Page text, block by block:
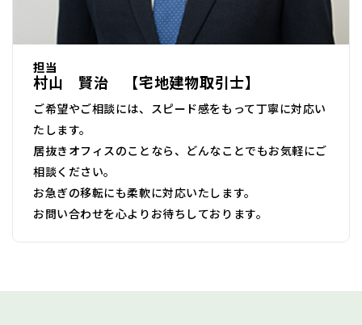
担当
村山 賢治 【宅地建物取引士】
ご希望やご相談には、スピード感をもって丁寧に対応い
たします。
居抜きオフィスのことなら、どんなことでもお気軽にご
相談ください。
お急ぎの移転にも柔軟に対応いたします。
お問い合わせを心よりお待ちしております。